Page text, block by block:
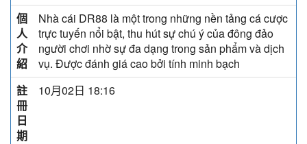
個
人
介
紹
Nhà cái DR88 là một trong những nền tảng cá cược
trực tuyến nổi bật, thu hút sự chú ý của đông đảo
người chơi nhờ sự đa dạng trong sản phẩm và dịch
vụ. Được đánh giá cao bởi tính minh bạch
註
冊
日
期
10月02日 18:16